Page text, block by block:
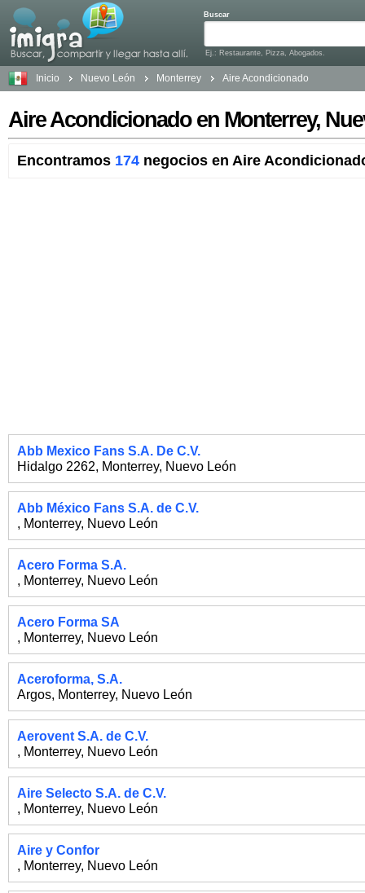
Buscar
Ej.: Restaurante, Pizza, Abogados.
Inicio Nuevo León Monterrey Aire Acondicionado
Aire Acondicionado en Monterrey,
Encontramos 174 negocios en Aire
Abb Mexico Fans S.A. De C.V.
Hidalgo 2262, Monterrey, Nuevo León
Abb México Fans S.A. de C.V.
, Monterrey, Nuevo León
Acero Forma S.A.
, Monterrey, Nuevo León
Acero Forma SA
, Monterrey, Nuevo León
Aceroforma, S.A.
Argos, Monterrey, Nuevo León
Aerovent S.A. de C.V.
, Monterrey, Nuevo León
Aire Selecto S.A. de C.V.
, Monterrey, Nuevo León
Aire y Confor
, Monterrey, Nuevo León